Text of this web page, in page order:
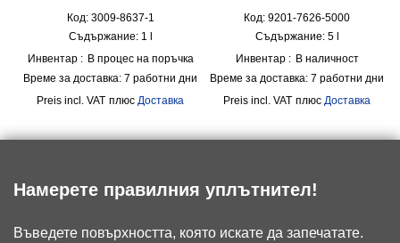
Код: 3009-8637-1
Съдържание: 1
Инвентар : В процес на поръчка
Време за доставка: 7 работни дни
incl. VAT плюс Доставка
Код: 9201-7626-5000
Съдържание: 5
Инвентар : В наличност
Време за доставка: 7 работни дни
incl. VAT плюс Доставка
Намерете правилния уплътнител!
Въведете повърхността, която искате да запечатате.